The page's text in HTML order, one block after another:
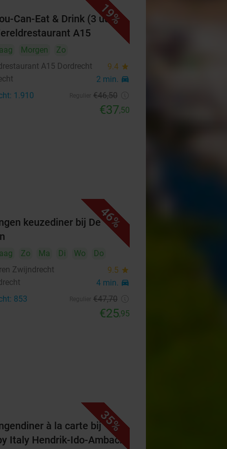
19%
Can-Eat & Drink (3 uur)
A15
Morgen
Zo
A15 Dordrecht
9.4 star
2 min. directions_car
1.910 €46,50
€37,50
46%
keuzediner bij De
Zo Ma Di Wo
Do
Zwijndrecht
9.5 star
4 min. directions_car
853 €47,70
€25,95
35%
à la carte bij
Italy Hendrik-Ido-Ambacht